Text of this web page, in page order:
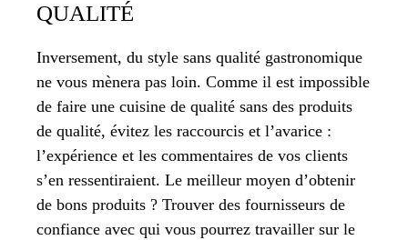
QUALITÉ
Inversement, du style sans qualité gastronomique
ne vous mènera pas loin. Comme il est impossible
de faire une cuisine de qualité sans des produits
de qualité, évitez les raccourcis et l’avarice :
l’expérience et les commentaires de vos clients
s’en ressentiraient. Le meilleur moyen d’obtenir
de bons produits ? Trouver des fournisseurs de
confiance avec qui vous pourrez travailler sur le